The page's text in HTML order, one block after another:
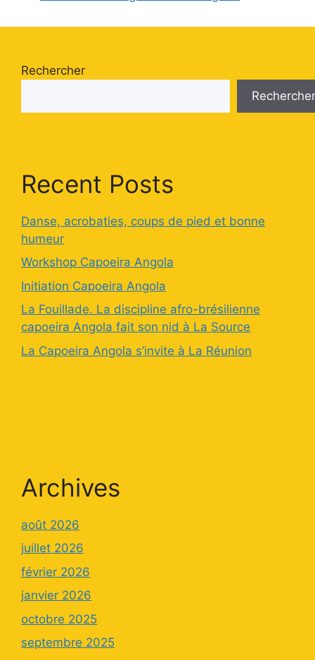
Rechercher
Rechercher
Recent Posts
Danse, acrobaties, coups de pied et bonne
humeur
Workshop Capoeira Angola
Initiation Capoeira Angola
La Fouillade. La discipline afro-brésilienne
capoeira Angola fait son nid à La Source
La Capoeira Angola s’invite à La Réunion
Archives
août 2026
juillet 2026
février 2026
janvier 2026
octobre 2025
septembre 2025